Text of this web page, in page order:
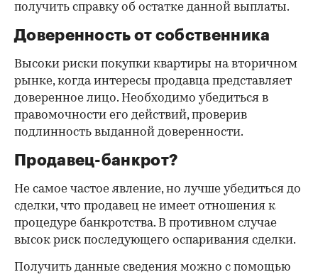
получить справку об остатке данной выплаты.
Доверенность от собственника
Высоки риски покупки квартиры на вторичном
рынке, когда интересы продавца представляет
доверенное лицо. Необходимо убедиться в
правомочности его действий, проверив
подлинность выданной доверенности.
Продавец-банкрот?
Не самое частое явление, но лучше убедиться до
сделки, что продавец не имеет отношения к
процедуре банкротства. В противном случае
высок риск последующего оспаривания сделки.
Получить данные сведения можно с помощью